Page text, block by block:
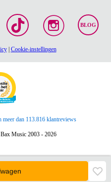
BLOG
| Cookie-instellingen
meer dan 113.816 klantreviews
Music 2003 - 2026